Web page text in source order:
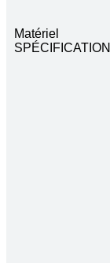
Matériel
SPÉCIFICATION